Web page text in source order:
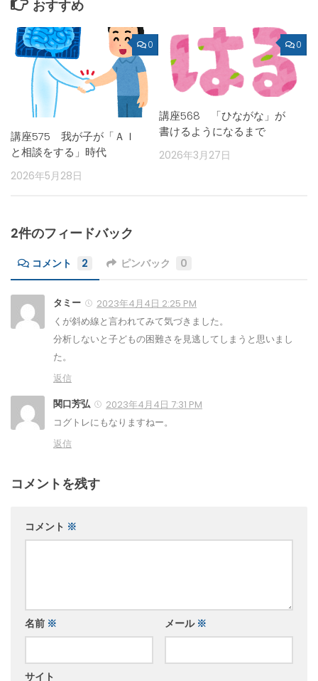
おすすめ
0
講座575 我が子が「ＡＩ
と相談をする」時代
2026年5月28日
0
講座568 「ひながな」が
書けるようになるまで
2026年3月27日
2件のフィードバック
コメント 2 ピンバック 0
タミー
2023年4月4日 2:25 PM
くが斜め線と言われてみて気づきました。
分析しないと子どもの困難さを見逃してしまうと思いまし
た。
返信
関口芳弘
2023年4月4日 7:31 PM
コグトレにもなりますねー。
返信
コメントを残す
コメント ※
名前 ※ メール ※
サイト